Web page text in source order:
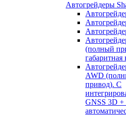
Автогрейдеры
(полный
габаритная
AWD
привод). С
GNSS 3D +